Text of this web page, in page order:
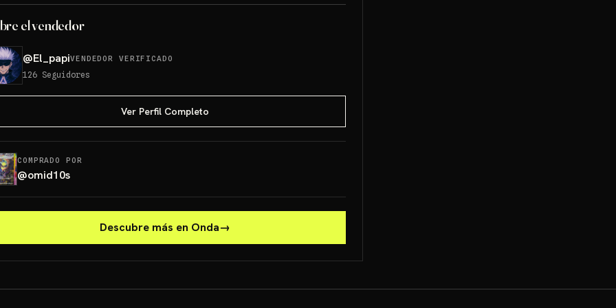
el vendedor
@El_papiVENDEDOR VERIFICADO
126 Seguidores
Ver Perfil Completo
COMPRADO POR
@omid10s
Descubre más en Onda→